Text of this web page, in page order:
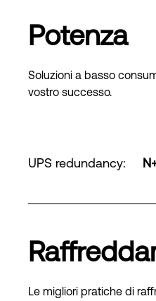
Potenza
Soluzioni a basso
vostro successo.
UPS redundancy:
Le migliori pratiche di